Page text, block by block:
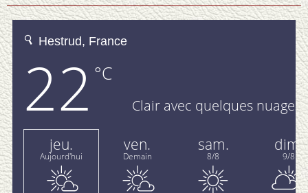
Partenaires▼